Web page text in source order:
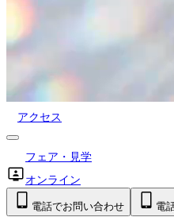
アクセス
フェア・見学
オンライン
電話でお問い合わせ 電